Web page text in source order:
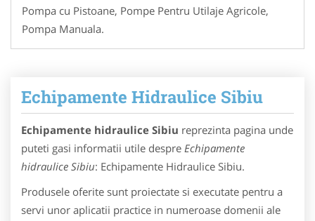
Pompa cu Pistoane, Pompe Pentru Utilaje Agricole,
Pompa Manuala.
Echipamente Hidraulice Sibiu
Echipamente hidraulice Sibiu reprezinta pagina unde
puteti gasi informatii utile despre Echipamente
hidraulice Sibiu: Echipamente Hidraulice Sibiu.
Produsele oferite sunt proiectate si executate pentru a
servi unor aplicatii practice in numeroase domenii ale